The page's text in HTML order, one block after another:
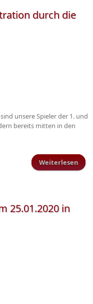
durch die
unsere Spieler der 1. und
bereits mitten in den
Weiterlesen
25.01.2020 in